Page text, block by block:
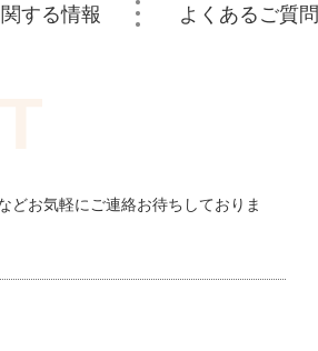
する情報 よくあるご質問
どお気軽にご連絡お待ちしておりま